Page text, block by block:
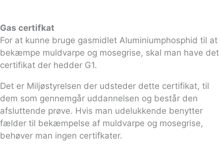
Gas certifkat
For at kunne bruge gasmidlet Aluminiumphosphid til at
bekæmpe muldvarpe og mosegrise, skal man have det
certifikat der hedder G1.
Det er Miljøstyrelsen der udsteder dette certifikat, til
dem som gennemgår uddannelsen og består den
afsluttende prøve. Hvis man udelukkende benytter
fælder til bekæmpelse af muldvarpe og mosegrise,
behøver man ingen certifkater.